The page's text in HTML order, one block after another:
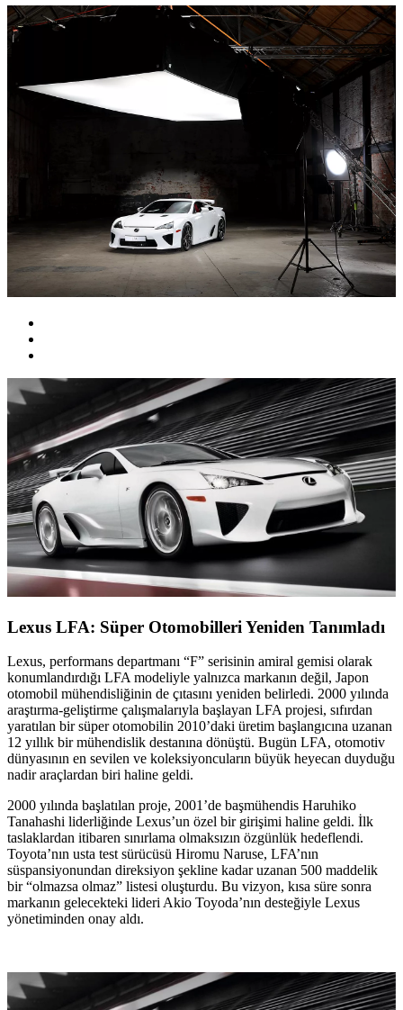
Lexus LFA: Süper Otomobilleri Yeniden Tanımladı
Lexus, performans departmanı “F” serisinin amiral gemisi olarak
konumlandırdığı LFA modeliyle yalnızca markanın değil, Japon
otomobil mühendisliğinin de çıtasını yeniden belirledi. 2000 yılında
araştırma-geliştirme çalışmalarıyla başlayan LFA projesi, sıfırdan
yaratılan bir süper otomobilin 2010’daki üretim başlangıcına uzanan
12 yıllık bir mühendislik destanına dönüştü. Bugün LFA, otomotiv
dünyasının en sevilen ve koleksiyoncuların büyük heyecan duyduğu
nadir araçlardan biri haline geldi.
2000 yılında başlatılan proje, 2001’de başmühendis Haruhiko
Tanahashi liderliğinde Lexus’un özel bir girişimi haline geldi. İlk
taslaklardan itibaren sınırlama olmaksızın özgünlük hedeflendi.
Toyota’nın usta test sürücüsü Hiromu Naruse, LFA’nın
süspansiyonundan direksiyon şekline kadar uzanan 500 maddelik
bir “olmazsa olmaz” listesi oluşturdu. Bu vizyon, kısa süre sonra
markanın gelecekteki lideri Akio Toyoda’nın desteğiyle Lexus
yönetiminden onay aldı.